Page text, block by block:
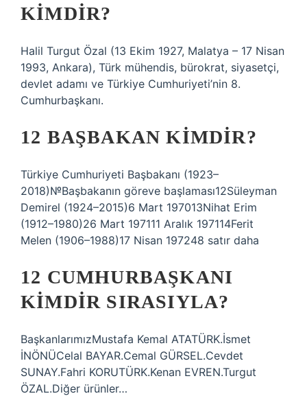
KIMDIR?
Halil Turgut Özal (13 Ekim 1927, Malatya – 17 Nisan
1993, Ankara), Türk mühendis, bürokrat, siyasetçi,
devlet adamı ve Türkiye Cumhuriyeti’nin 8.
Cumhurbaşkanı.
12 BAŞBAKAN KIMDIR?
Türkiye Cumhuriyeti Başbakanı (1923–
2018)№Başbakanın göreve başlaması12Süleyman
Demirel (1924–2015)6 Mart 197013Nihat Erim
(1912–1980)26 Mart 197111 Aralık 197114Ferit
Melen (1906–1988)17 Nisan 197248 satır daha
12 CUMHURBAŞKANI
KIMDIR SIRASIYLA?
BaşkanlarımızMustafa Kemal ATATÜRK.İsmet
İNÖNÜCelal BAYAR.Cemal GÜRSEL.Cevdet
SUNAY.Fahri KORUTÜRK.Kenan EVREN.Turgut
ÖZAL.Diğer ürünler…